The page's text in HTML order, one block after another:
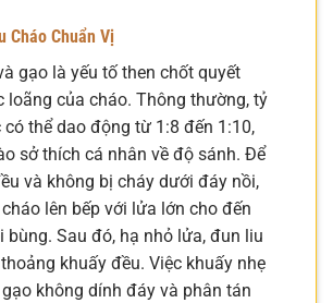
Cháo Chuẩn Vị
gạo là yếu tố then chốt quyết
loãng của cháo. Thông thường, tỷ
có thể dao động từ 1:8 đến 1:10,
sở thích cá nhân về độ sánh. Để
và không bị cháy dưới đáy nồi,
lên bếp với lửa lớn cho đến
bùng. Sau đó, hạ nhỏ lửa, đun liu
khuấy đều. Việc khuấy nhẹ
không dính đáy và phân tán